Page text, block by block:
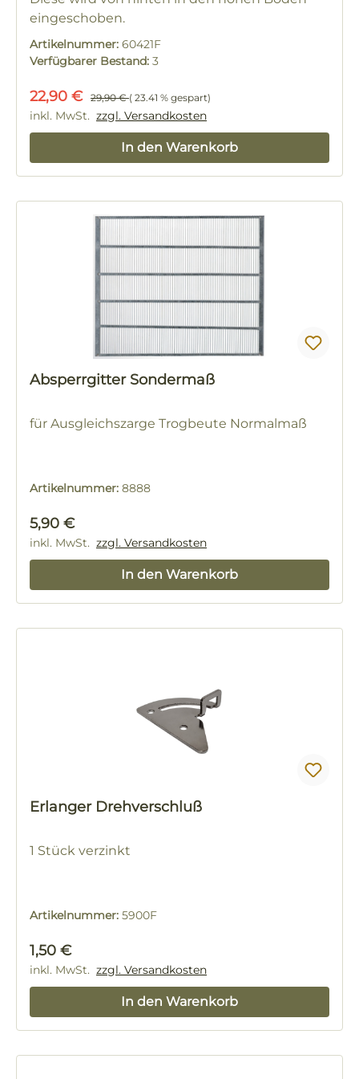
eingeschoben.
Artikelnummer: 60421F
Verfügbarer Bestand: 3
Verkaufspreis:
22,90 € Regulärer Preis:
29,90 €( 23.41 % gespart)
inkl. MwSt. zzgl. Versandkosten
In den Warenkorb
Absperrgitter Sondermaß
für Ausgleichszarge Trogbeute Normalmaß
Artikelnummer: 8888
Regulärer Preis:
5,90 €
inkl. MwSt. zzgl. Versandkosten
In den Warenkorb
Erlanger Drehverschluß
1 Stück verzinkt
Artikelnummer: 5900F
Regulärer Preis:
1,50 €
inkl. MwSt. zzgl. Versandkosten
In den Warenkorb